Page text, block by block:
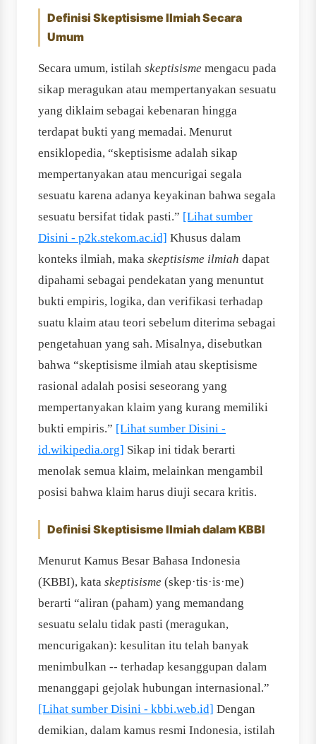
Definisi Skeptisisme Ilmiah Secara
Umum
Secara umum, istilah skeptisisme mengacu pada
sikap meragukan atau mempertanyakan sesuatu
yang diklaim sebagai kebenaran hingga
terdapat bukti yang memadai. Menurut
ensiklopedia, “skeptisisme adalah sikap
mempertanyakan atau mencurigai segala
sesuatu karena adanya keyakinan bahwa segala
sesuatu bersifat tidak pasti.” [Lihat sumber
Disini - p2k.stekom.ac.id] Khusus dalam
konteks ilmiah, maka skeptisisme ilmiah dapat
dipahami sebagai pendekatan yang menuntut
bukti empiris, logika, dan verifikasi terhadap
suatu klaim atau teori sebelum diterima sebagai
pengetahuan yang sah. Misalnya, disebutkan
bahwa “skeptisisme ilmiah atau skeptisisme
rasional adalah posisi seseorang yang
mempertanyakan klaim yang kurang memiliki
bukti empiris.” [Lihat sumber Disini -
id.wikipedia.org] Sikap ini tidak berarti
menolak semua klaim, melainkan mengambil
posisi bahwa klaim harus diuji secara kritis.
Definisi Skeptisisme Ilmiah dalam KBBI
Menurut Kamus Besar Bahasa Indonesia
(KBBI), kata skeptisisme (skep·tis·is·me)
berarti “aliran (paham) yang memandang
sesuatu selalu tidak pasti (meragukan,
mencurigakan): kesulitan itu telah banyak
menimbulkan -- terhadap kesanggupan dalam
menanggapi gejolak hubungan internasional.”
[Lihat sumber Disini - kbbi.web.id] Dengan
demikian, dalam kamus resmi Indonesia, istilah